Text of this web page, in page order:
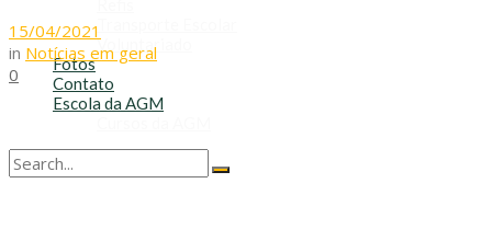
Voluntariado
Fotos
Contato
Escola da AGM
15/04/2021
in Notícias em geral
0